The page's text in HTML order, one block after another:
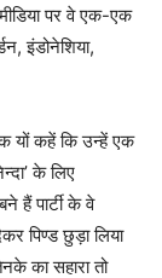
पर वे एक-एक
इंडोनेशिया,
यों कहें कि उन्हें एक
के लिए
हैं पार्टी के वे
पिण्ड छुड़ा लिया
का सहारा तो